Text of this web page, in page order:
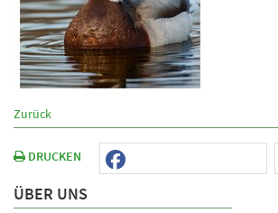
Zurück
DRUCKEN
ÜBER UNS